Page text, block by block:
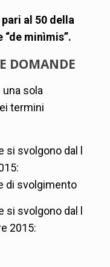
al 50 della
minìmis”.
DOMANDE
sola
termini
svolgono dal l
di svolgimento
svolgono dal l
2015: